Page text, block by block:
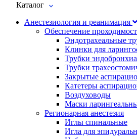
Каталог
Анестезиология и реанимация
Обеспечение
Эндотрахеальные
Клинки для
Трубки
Трубки
Закрытые
Катетеры
Воздуховоды
Маски
Регионарная анестезия
Иглы спинальные
Игла для